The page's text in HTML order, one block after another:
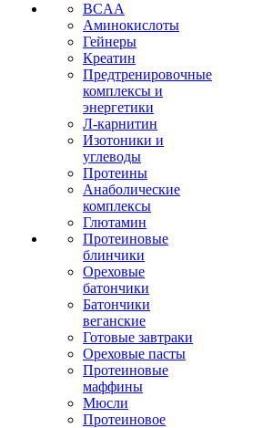
BCAA
Аминокислоты
Гейнеры
Креатин
Предтренировочные
комплексы и
энергетики
Л-карнитин
Изотоники и
углеводы
Протеины
Анаболические
комплексы
Глютамин
Протеиновые
блинчики
Ореховые
батончики
Батончики
веганские
Готовые завтраки
Ореховые пасты
Протеиновые
маффины
Мюсли
Протеиновое